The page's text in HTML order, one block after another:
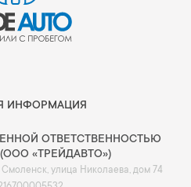
ИНФОРМАЦИЯ
ОТВЕТСТВЕННОСТЬЮ
«ТРЕЙДАВТО»)
Смоленск, улица Николаева, дом 74